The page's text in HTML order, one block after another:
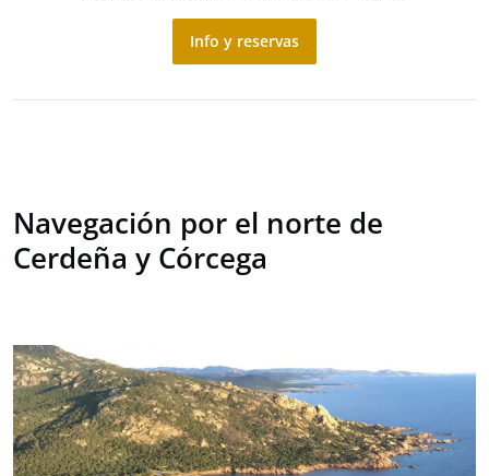
Info y reservas
Navegación por el norte de
Cerdeña y Córcega